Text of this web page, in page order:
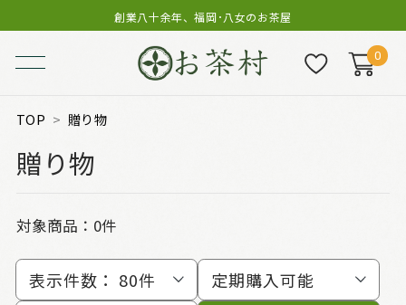
創業八十余年、福岡･八女のお茶屋
0
TOP 贈り物
贈り物
対象商品：0件
表示件数： 80件
定期購入可能